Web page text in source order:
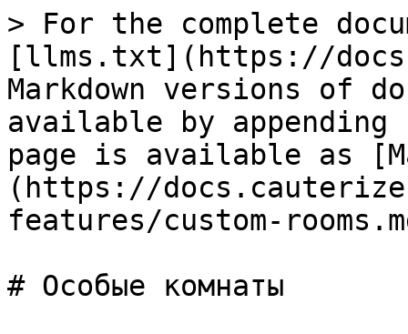
> For the complete
[llms.txt](https://
Markdown versions of
available by
page is available as
(https://
features/custom-
# Особые комнаты